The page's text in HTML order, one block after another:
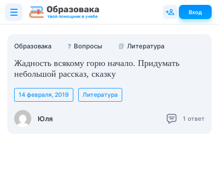
Образовака ❓ Вопросы 📗 Литература
Жадность всякому горю начало. Придумать
небольшой рассказ, сказку
Юля
14 февраля, 2019 Литература
1 ответ
Вход